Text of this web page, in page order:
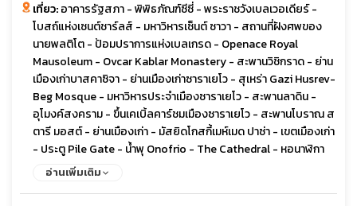
เที่ยว:อาคารรัฐสภา - พิพิธภัณฑ์ซีซี่ - พระราชวังเบลเวอเดียร์ -
โบสถ์แห่งเซนต์ชาร์ลส์ - มหาวิหารเซ็นต์ ซาวา - สถานที่ฝังศพของ
นายพลติโต - ป้อมปราการแห่งเบลเกรด - Openace Royal
Mausoleum - Ovcar Kablar Monastery - สะพานวิชิกราด - ย่าน
เมืองเก่าบาสคาซิจา - ย่านเมืองเก่าซาราเยโว - สุเหร่า Gazi Husrev-
Beg Mosque - มหาวิหารประจำเมืองซาราเยโว - สะพานลาดิน -
อุโมงค์สงคราม - ขึ้นเคเบิ้ลคาร์ชมเมืองซาราเยโว - สะพานโบราณ ส
ตารี มอสต์ - ย่านเมืองเก่า - มัสยิดโกสกี้เมห์เมด ปาซ่า - เขตเมืองเก่า
- ประตู Pile Gate - น้ำพุ Onofrio - The Cathedral - หอนาฬิกา
โบราณ - พระราชวังเรคเตอร์ - สปอนซา พาเลส - ถนนสตราดัน -
อ่านเพิ่มเติม